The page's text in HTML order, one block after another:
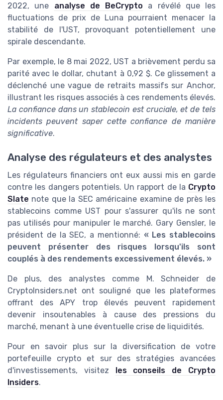
2022, une analyse de BeCrypto a révélé que les
fluctuations de prix de Luna pourraient menacer la
stabilité de l'UST, provoquant potentiellement une
spirale descendante.
Par exemple, le 8 mai 2022, UST a brièvement perdu sa
parité avec le dollar, chutant à 0,92 $. Ce glissement a
déclenché une vague de retraits massifs sur Anchor,
illustrant les risques associés à ces rendements élevés.
La confiance dans un stablecoin est cruciale, et de tels
incidents peuvent saper cette confiance de manière
significative.
Analyse des régulateurs et des analystes
Les régulateurs financiers ont eux aussi mis en garde
contre les dangers potentiels. Un rapport de la Crypto
Slate note que la SEC américaine examine de près les
stablecoins comme UST pour s'assurer qu'ils ne sont
pas utilisés pour manipuler le marché. Gary Gensler, le
président de la SEC, a mentionné: « Les stablecoins
peuvent présenter des risques lorsqu'ils sont
couplés à des rendements excessivement élevés. »
De plus, des analystes comme M. Schneider de
CryptoInsiders.net ont souligné que les plateformes
offrant des APY trop élevés peuvent rapidement
devenir insoutenables à cause des pressions du
marché, menant à une éventuelle crise de liquidités.
Pour en savoir plus sur la diversification de votre
portefeuille crypto et sur des stratégies avancées
d'investissements, visitez
les conseils de Crypto
Insiders.